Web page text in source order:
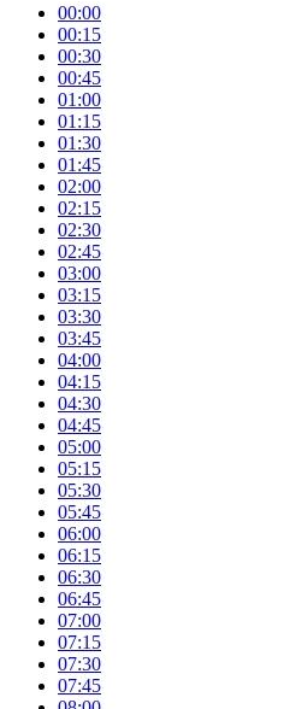
00:00
00:15
00:30
00:45
01:00
01:15
01:30
01:45
02:00
02:15
02:30
02:45
03:00
03:15
03:30
03:45
04:00
04:15
04:30
04:45
05:00
05:15
05:30
05:45
06:00
06:15
06:30
06:45
07:00
07:15
07:30
07:45